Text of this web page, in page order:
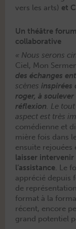
vers les arts) et
Un théâtre
collaborative
« Nous serons
Ciel, Mon
des échanges
scènes inspirées
roger, à
réflex­ion. Le
aspect est très
comé­di­enne et
mière fois dans
ensuite
laiss­er inter­venir
l’assistance. Le
appré­cié depuis
de
for­mat à la
récent, encore
grand poten­tiel